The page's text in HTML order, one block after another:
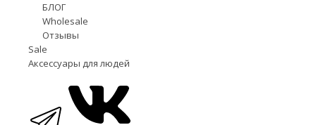
БЛОГ
Wholesale
Отзывы
Sale
Аксессуары для людей